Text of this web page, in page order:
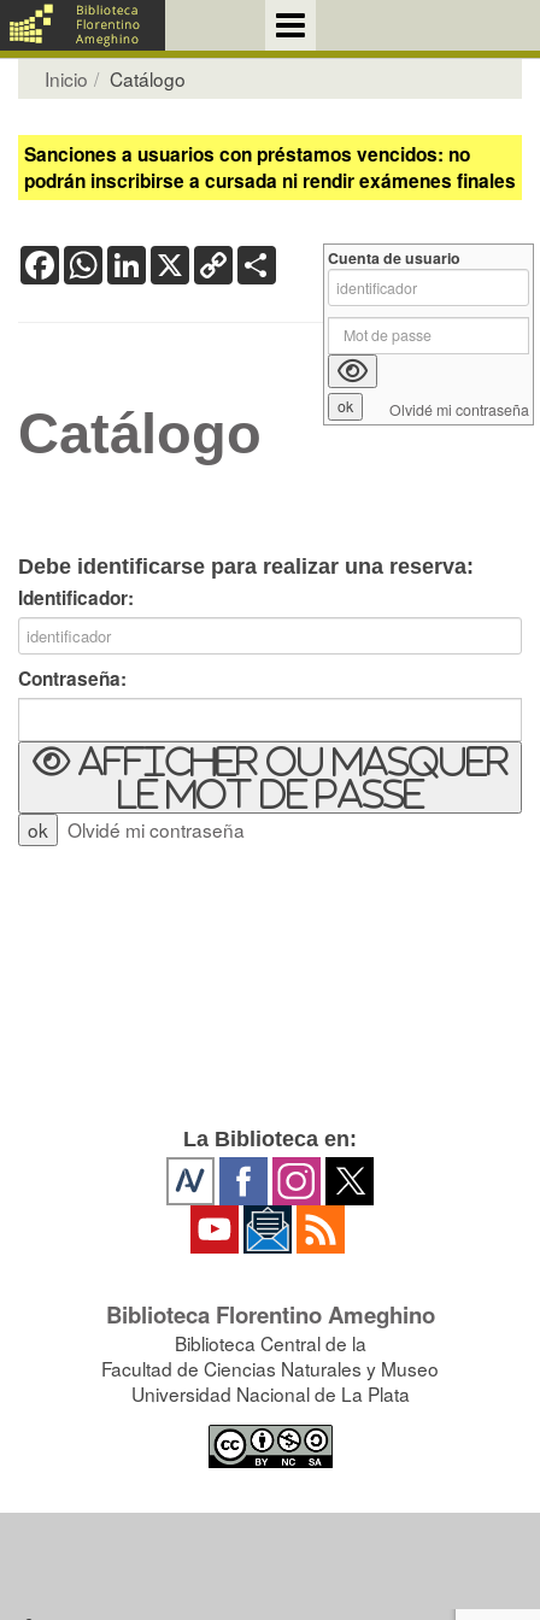
Inicio Catálogo
Sanciones a usuarios con préstamos vencidos: no
podrán inscribirse a cursada ni rendir exámenes finales
FacebookWhatsApp
LinkedIn
X Copy
Link
Catálogo
Debe identificarse para realizar una reserva:
Identificador:
Contraseña:
Afficher ou masquer
le mot de passe
Olvidé mi contraseña
Cuenta de usuario
Olvidé mi contraseña
La Biblioteca en:
Biblioteca Florentino Ameghino
Biblioteca Central de la
Facultad de Ciencias Naturales y Museo
Universidad Nacional de La Plata